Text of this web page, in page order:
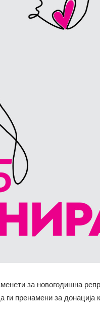
за новогодишна
пренамени за донација